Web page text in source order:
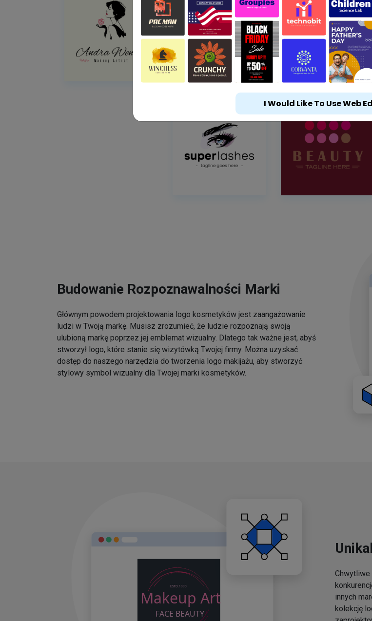
Budowanie Rozpoznawalności Marki
Głównym powodem projektowania logo kosmetyków jest zaangażowanie
ludzi w Twoją markę. Musisz zrozumieć, że ludzie rozpoznają swoją
ulubioną markę poprzez jej emblemat wizualny. Dlatego tak ważne jest, abyś
stworzył logo, które stanie się wizytówką Twojej firmy. Można uzyskać
dostęp do naszego narzędzia do tworzenia logo makijażu, aby stworzyć
stylowy symbol wizualny dla Twojej marki kosmetyków.
innych
kolekcję
I Would Like To Use Web